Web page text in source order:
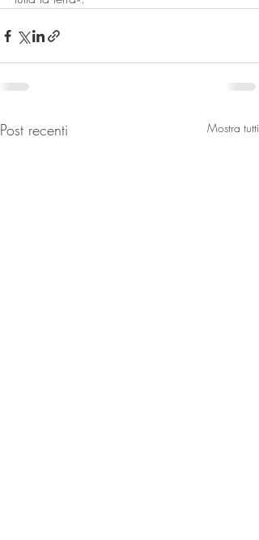
Post recenti Mostra tutti